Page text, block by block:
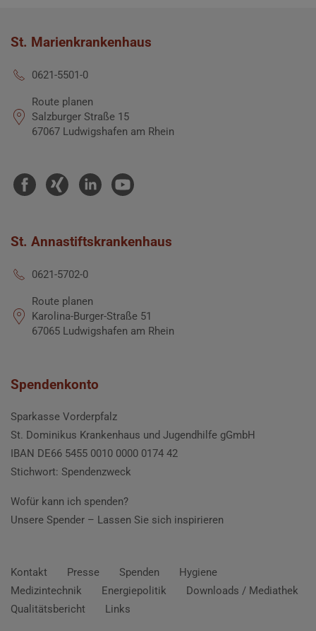
St. Marienkrankenhaus
0621-5501-0
Route planen
Salzburger Straße 15
67067 Ludwigshafen am Rhein
St. Annastiftskrankenhaus
0621-5702-0
Route planen
Karolina-Burger-Straße 51
67065 Ludwigshafen am Rhein
Spendenkonto
Sparkasse Vorderpfalz
St. Dominikus Krankenhaus und Jugendhilfe gGmbH
IBAN DE66 5455 0010 0000 0174 42
Stichwort: Spendenzweck
Wofür kann ich spenden?
Unsere Spender – Lassen Sie sich inspirieren
Kontakt Presse Spenden
Hygiene
Medizintechnik
Energiepolitik
Downloads / Mediathek
Qualitätsbericht
Links